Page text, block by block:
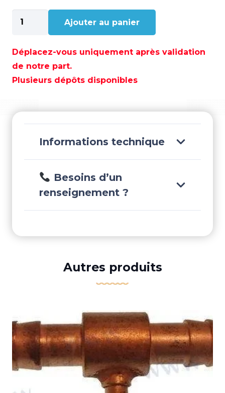
quantité
de
DE
POMPE
A
REC19231-
ZV5-
Ajouter au panier
Déplacez-vous uniquement après validation
de notre part.
Plusieurs dépôts disponibles
Informations technique
Besoins d’un
renseignement ?
Autres produits